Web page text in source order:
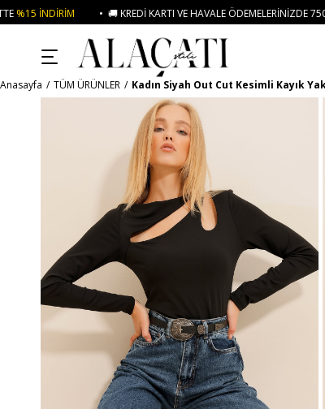
• 🚚 KREDI KARTI VE HAVALE ÖDEMELERINIZDE 750₺ ÜZERI KARGO
Anasayfa TÜM ÜRÜNLER Kadın Siyah Out Cut Kesimli Kayık